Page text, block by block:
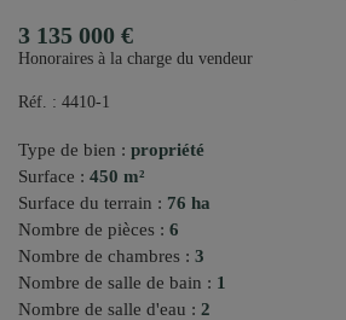
3 135 000 €
Honoraires à la charge du vendeur
Réf. : 4410-1
Type de bien : propriété
Surface : 450 m²
Surface du terrain : 76 ha
Nombre de pièces : 6
Nombre de chambres : 3
Nombre de salle de bain : 1
Nombre de salle d'eau : 2